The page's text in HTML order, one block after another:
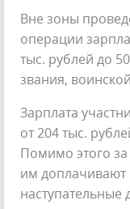
Вне зоны
операции
тыс. рублей до
звания,
Зарплата
от 204 тыс.
Помимо этого
им доплачивают
наступательные